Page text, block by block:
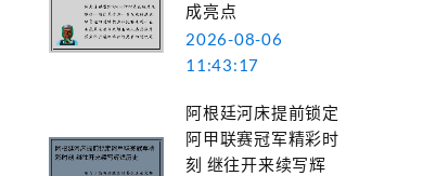
成亮点
2026-08-06
11:43:17
阿根廷河床提前锁定
阿甲联赛冠军精彩时
刻 继往开来续写辉